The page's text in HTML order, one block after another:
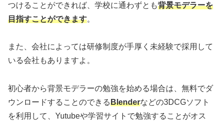
つけることができれば、学校に通わずとも背景モデラーを
目指すことができます。
また、会社によっては研修制度が手厚く未経験で採用して
いる会社もありますよ。
初心者から背景モデラーの勉強を始める場合は、無料でダ
ウンロードすることのできるBlenderなどの3DCGソフト
を利用して、Yutubeや学習サイトで勉強することがオス